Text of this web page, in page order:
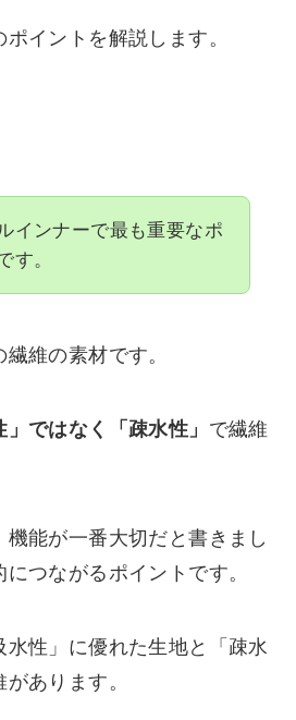
イントを解説します。
インナーで最も重要なポ
す。
維の素材です。
」ではなく「疎水性」 で繊維
能が一番大切だと書きまし
つながるポイントです。
性」に優れた生地と「疎水
あります。